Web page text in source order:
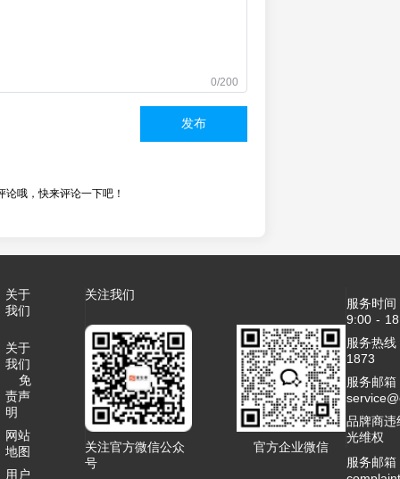
0/200
发布
论哦，快来评论一下吧！
关于
我们
关于
我们
免
责声
明
网站
地图
用户
关注我们
关注官方微信公众
号
官方企业微信
服务时
9:00 -
服务热
1873
服务邮箱
品牌商违
光维权
服务邮箱